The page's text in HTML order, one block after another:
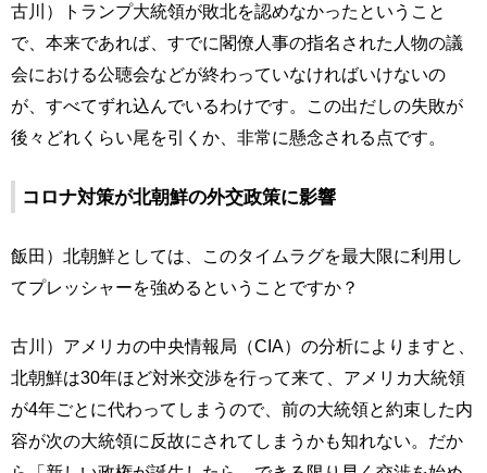
古川）トランプ大統領が敗北を認めなかったということ
で、本来であれば、すでに閣僚人事の指名された人物の議
会における公聴会などが終わっていなければいけないの
が、すべてずれ込んでいるわけです。この出だしの失敗が
後々どれくらい尾を引くか、非常に懸念される点です。
コロナ対策が北朝鮮の外交政策に影響
飯田）北朝鮮としては、このタイムラグを最大限に利用し
てプレッシャーを強めるということですか？
古川）アメリカの中央情報局（CIA）の分析によりますと、
北朝鮮は30年ほど対米交渉を行って来て、アメリカ大統領
が4年ごとに代わってしまうので、前の大統領と約束した内
容が次の大統領に反故にされてしまうかも知れない。だか